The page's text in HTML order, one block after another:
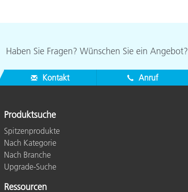
Haben Sie Fragen? Wünschen Sie ein Angebot?
Kontakt Anruf
Produktsuche
Spitzenprodukte
Nach Kategorie
Nach Branche
Upgrade-Suche
Ressourcen